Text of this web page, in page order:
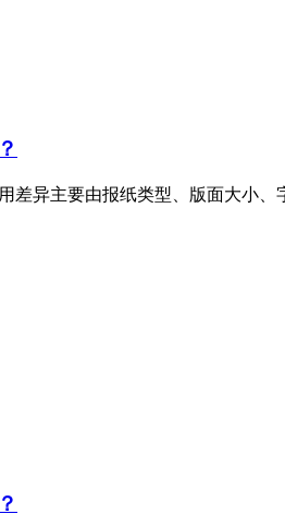
差异主要由报纸类型、版面大小